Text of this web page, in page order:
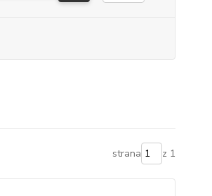
strana z 1